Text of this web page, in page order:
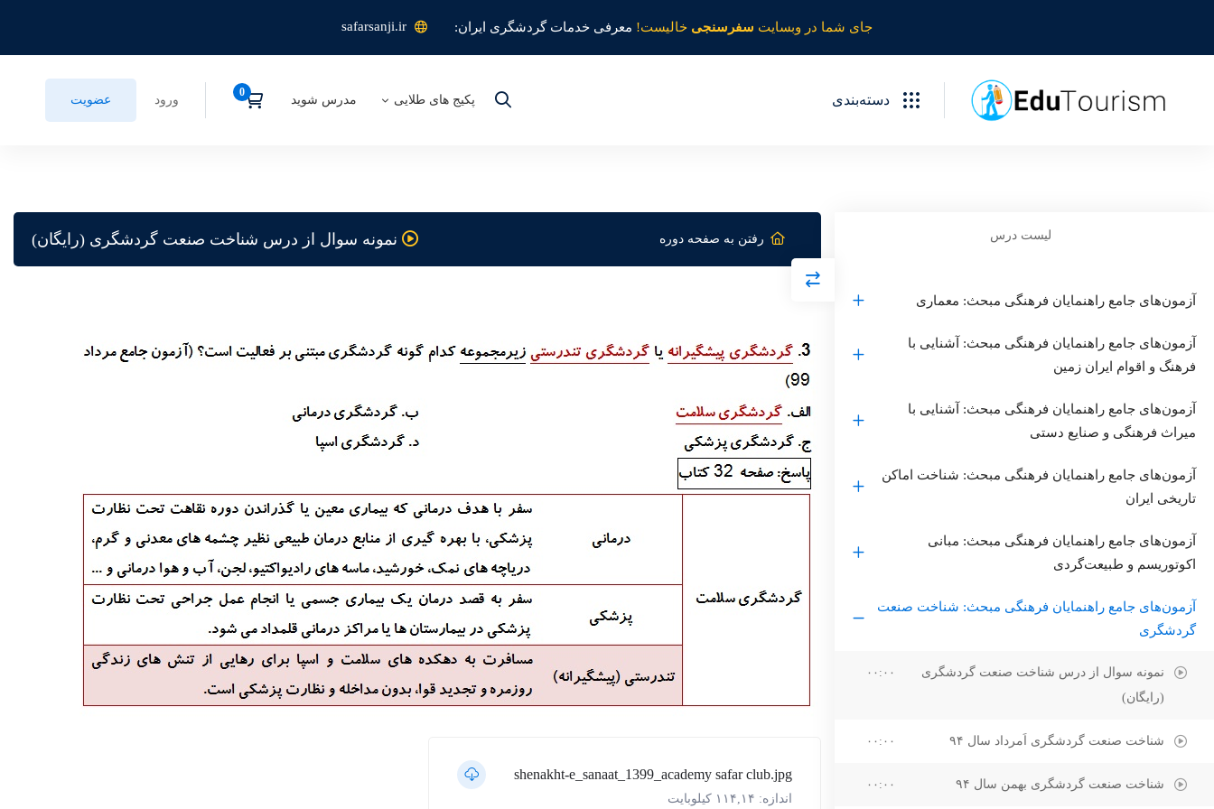
جای شما در وبسایت سفرسنجی خالیست! معرفی خدمات گردشگری ایران: safarsanji.ir
دسته‌بندی پکیج های طلایی مدرس شوید ورود عضویت
لیست درس
آزمون‌های جامع راهنمایان فرهنگی مبحث: معماری
آزمون‌های جامع راهنمایان فرهنگی مبحث: آشنایی با
فرهنگ و اقوام ایران زمین
آزمون‌های جامع راهنمایان فرهنگی مبحث: آشنایی با
میراث فرهنگی و صنایع‌ دستی
آزمون‌های جامع راهنمایان فرهنگی مبحث: شناخت اماکن
تاریخی ایران
آزمون‌های جامع راهنمایان فرهنگی مبحث: مبانی
اکوتوریسم و طبیعت‌گردی
آزمون‌های جامع راهنمایان فرهنگی مبحث: شناخت صنعت
گردشگری
نمونه سوال از درس شناخت صنعت گردشگری
(رایگان)
۰۰:۰۰
شناخت صنعت گردشگری اَمرداد سال ۹۴ ۰۰:۰۰
شناخت صنعت گردشگری بهمن سال ۹۴ ۰۰:۰۰
رفتن به صفحه دوره نمونه سوال از درس شناخت صنعت گردشگری (رایگان)
shenakht-e_sanaat_1399_academy safar club.jpg
اندازه: ۱۱۴,۱۴ کیلوبایت